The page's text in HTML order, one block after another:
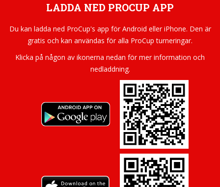
LADDA NED PROCUP APP
Du kan ladda ned ProCup's app för Android eller iPhone. Den är
gratis och kan användas för alla ProCup turneringar.
Klicka på någon av ikonerna nedan för mer information och
nedladdning.